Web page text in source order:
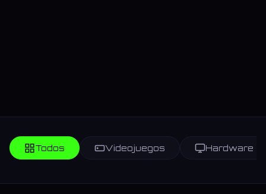
Todos Videojuegos Hardware